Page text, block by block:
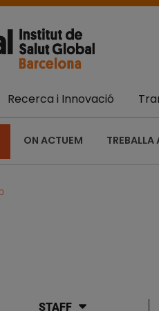
ON ACTUEM TREBALLA
Recerca i Innovació
STAFF